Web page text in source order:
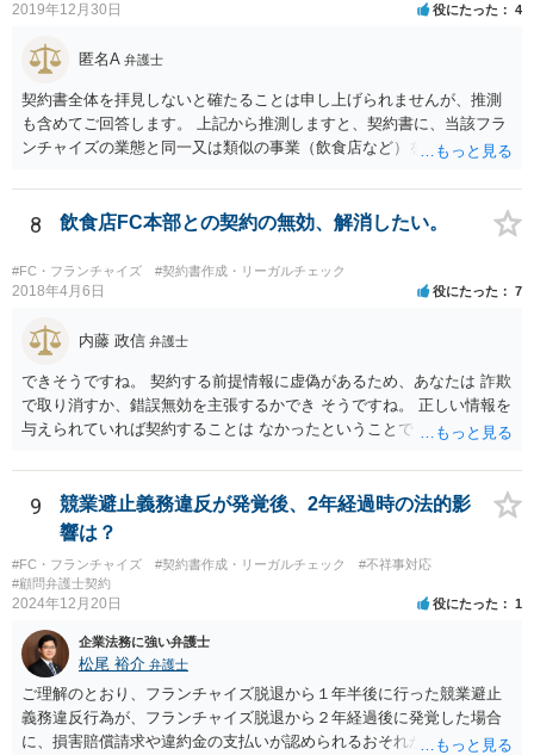
2019年12月30日 役にたった 4
匿名A 弁護士
契約書全体を拝見しないと確たることは申し上げられませんが、推測
も含めてご回答します。 上記から推測しますと、契約書に、当該フラ
ンチャイズの業態と同一又は類似の事業（飲食店など）を行ってはな
その条項には、単に行ってはならない、とだけ書いてある場合もあれ
ば、「自ら又は他人と共同で」行ってはならない、「他人に行わせる
おり店の名義人になっているとすれば、知人と共同で、あるいは知人
に行わせて、同一・類似の事業を行っている場合として、契約上の義
合、運営方法や納税負担・収益分配などは、共同経営者内部の取り決
金額にもよりますが、支払を拒絶した場合、契約の解除に繋がる可能
性もありますので、支払や本部との交渉で話し合いがつかない場合
は、契約書持参で弁護士に相談・交渉等の依頼を検討されてもよいと
8 飲食店FC本部との契約の無効、解消したい。
#FC・フランチャイズ #契約書作成・リーガルチェック
2018年4月6日 役にたった 7
内藤 政信 弁護士
できそうですね。 契約する前提情報に虚偽があるため、あなたは 詐欺
で取り消すか、錯誤無効を主張するかでき そうですね。 正しい情報を
与えられていれば契約することは なかったということでしょう。 嘘を
ね。
9
競業避止義務違反が発覚後、2年経過時の法的影
響は？
#FC・フランチャイズ #契約書作成・リーガルチェック
#不祥事対応
#顧問弁護士契約
2024年12月20日 役にたった 1
企業法務に強い弁護士
松尾 裕介 弁護士
ご理解のとおり、フランチャイズ脱退から１年半後に行った競業避止
義務違反行為が、フランチャイズ脱退から２年経過後に発覚した場合
に、損害賠償請求や違約金の支払いが認められるおそれがあると考え